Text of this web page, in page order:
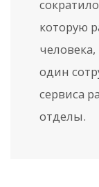
которую
один
сервиса
отделы.